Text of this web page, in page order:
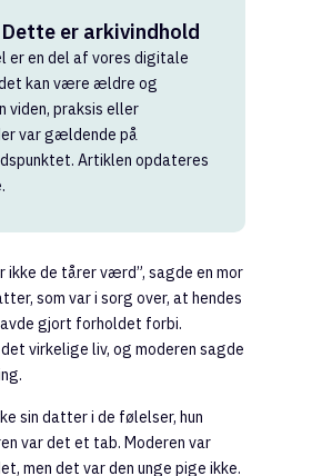
er arkivindhold
er en del af vores digitale
kan være ældre og
viden, praksis eller
var gældende på
Artiklen opdateres
ikke de tårer værd”, sagde en mor
som var i sorg over, at hendes
gjort forholdet forbi.
virkelige liv, og moderen sagde
sin datter i de følelser, hun
var det et tab. Moderen var
men det var den unge pige ikke.